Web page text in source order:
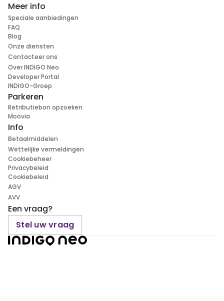
Meer info
Speciale aanbiedingen
FAQ
Blog
Onze diensten
Contacteer ons
Over INDIGO Neo
Developer Portal
INDIGO-Groep
Parkeren
Retributiebon opzoeken
Moovia
Info
Betaalmiddelen
Wettelijke vermeldingen
Cookiebeheer
Privacybeleid
Cookiebeleid
AGV
AVV
Een vraag?
Stel uw vraag